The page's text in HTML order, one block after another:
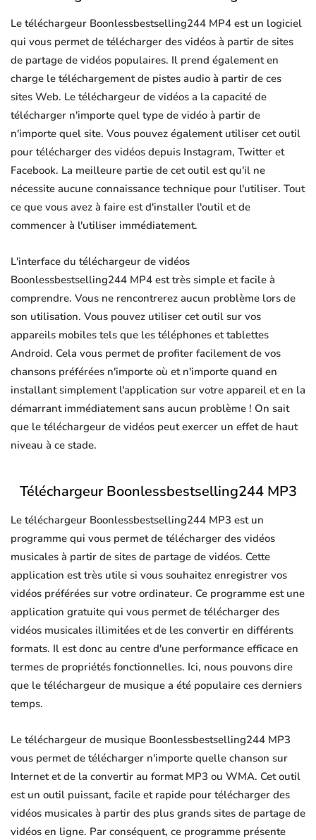
Le téléchargeur Boonlessbestselling244 MP4 est un logiciel
qui vous permet de télécharger des vidéos à partir de sites
de partage de vidéos populaires. Il prend également en
charge le téléchargement de pistes audio à partir de ces
sites Web. Le téléchargeur de vidéos a la capacité de
télécharger n'importe quel type de vidéo à partir de
n'importe quel site. Vous pouvez également utiliser cet outil
pour télécharger des vidéos depuis Instagram, Twitter et
Facebook. La meilleure partie de cet outil est qu'il ne
nécessite aucune connaissance technique pour l'utiliser. Tout
ce que vous avez à faire est d'installer l'outil et de
commencer à l'utiliser immédiatement.
L'interface du téléchargeur de vidéos
Boonlessbestselling244 MP4 est très simple et facile à
comprendre. Vous ne rencontrerez aucun problème lors de
son utilisation. Vous pouvez utiliser cet outil sur vos
appareils mobiles tels que les téléphones et tablettes
Android. Cela vous permet de profiter facilement de vos
chansons préférées n'importe où et n'importe quand en
installant simplement l'application sur votre appareil et en la
démarrant immédiatement sans aucun problème ! On sait
que le téléchargeur de vidéos peut exercer un effet de haut
niveau à ce stade.
Téléchargeur Boonlessbestselling244 MP3
Le téléchargeur Boonlessbestselling244 MP3 est un
programme qui vous permet de télécharger des vidéos
musicales à partir de sites de partage de vidéos. Cette
application est très utile si vous souhaitez enregistrer vos
vidéos préférées sur votre ordinateur. Ce programme est une
application gratuite qui vous permet de télécharger des
vidéos musicales illimitées et de les convertir en différents
formats. Il est donc au centre d'une performance efficace en
termes de propriétés fonctionnelles. Ici, nous pouvons dire
que le téléchargeur de musique a été populaire ces derniers
temps.
Le téléchargeur de musique Boonlessbestselling244 MP3
vous permet de télécharger n'importe quelle chanson sur
Internet et de la convertir au format MP3 ou WMA. Cet outil
est un outil puissant, facile et rapide pour télécharger des
vidéos musicales à partir des plus grands sites de partage de
vidéos en ligne. Par conséquent, ce programme présente